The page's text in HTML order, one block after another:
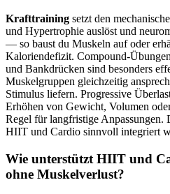
Krafttraining setzt den
und Hypertrophie auslöst und
— so baust du Muskeln auf oder
Kaloriendefizit.
und Bankdrücken sind besonders
Muskelgruppen gleichzeitig
Stimulus liefern. Progressive
Erhöhen von Gewicht, Volumen
Regel für langfristige Anpassungen.
HIIT und Cardio sinnvoll integriert
Wie unterstützt HIIT und
ohne Muskelverlust?